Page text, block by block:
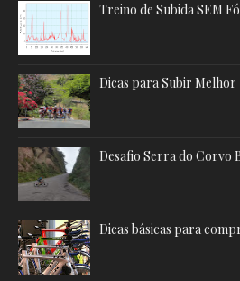
Treino de Subida SEM
Dicas para Subir Melhor
Desafio Serra do Corvo
Dicas básicas para